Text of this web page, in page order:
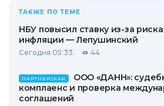
ТАКЖЕ ПО ТЕМЕ
НБУ повысил ставку из-за
инфляции — Лепушинский
Сегодня 05:33 44
ПАРТНЕРСКАЯ
ООО «ДАНН»:
комплаенс и проверка
соглашений